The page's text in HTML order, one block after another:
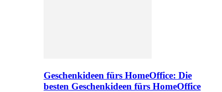
Geschenkideen fürs HomeOffice: Die
besten Geschenkideen fürs HomeOffice